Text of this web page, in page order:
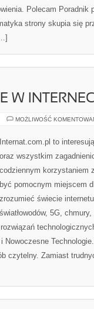
Polecam
strony skupia się
W
MOŻLIWOŚĆ
Internat.com.pl to
oraz wszystkim
codziennym korzystaniem
być pomocnym miejscem
zrozumieć świecie
światłowodów, 5G,
Nowoczesne
czytelny. Zamiast